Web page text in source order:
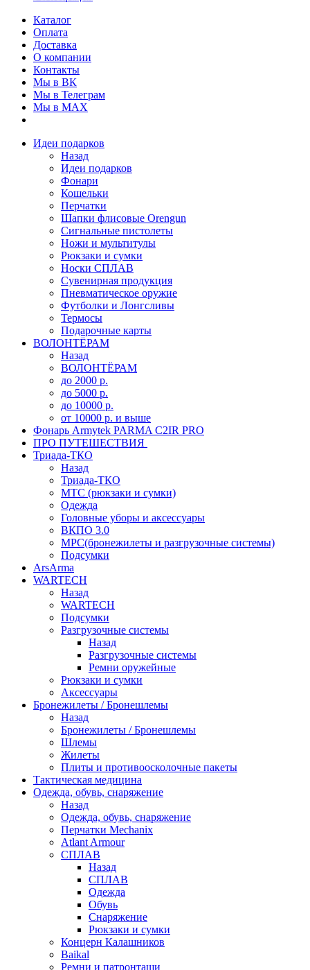
Каталог
Оплата
Доставка
О компании
Контакты
Мы в ВК
Мы в Телеграм
Мы в МAX
Идеи подарков
Назад
Идеи подарков
Фонари
Кошельки
Перчатки
Шапки флисовые Orengun
Сигнальные пистолеты
Ножи и мультитулы
Рюкзаки и сумки
Носки СПЛАВ
Сувенирная продукция
Пневматическое оружие
Футболки и Лонгсливы
Термосы
Подарочные карты
ВОЛОНТЁРАМ
Назад
ВОЛОНТЁРАМ
до 2000 р.
до 5000 р.
до 10000 р.
от 10000 р. и выше
Фонарь Armytek PARMA C2IR PRO
ПРО ПУТЕШЕСТВИЯ
Триада-ТКО
Назад
Триада-ТКО
МТС (рюкзаки и сумки)
Одежда
Головные уборы и аксессуары
ВКПО 3.0
МРС(бронежилеты и разгрузочные системы)
Подсумки
ArsArma
WARTECH
Назад
WARTECH
Подсумки
Разгрузочные системы
Назад
Разгрузочные системы
Ремни оружейные
Рюкзаки и сумки
Аксессуары
Бронежилеты / Бронешлемы
Назад
Бронежилеты / Бронешлемы
Шлемы
Жилеты
Плиты и противоосколочные пакеты
Тактическая медицина
Одежда, обувь, снаряжение
Назад
Одежда, обувь, снаряжение
Перчатки Mechanix
Atlant Armour
СПЛАВ
Назад
СПЛАВ
Одежда
Обувь
Снаряжение
Рюкзаки и сумки
Концерн Калашников
Baikal
Ремни и патронташи